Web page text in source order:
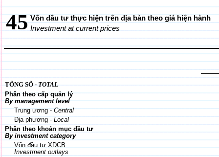
45 Vốn đầu tư thực hiện trên địa bàn theo giá hiện hành
Investment at current prices
TỔNG SỐ -TOTAL
Phân theo cấp quản lý
By management level
Trung ương -Central
Địa phương - Local
Phân theo khoản mục đầu tư
By investment category
Vốn đầu tư XDCB
Investment outlays